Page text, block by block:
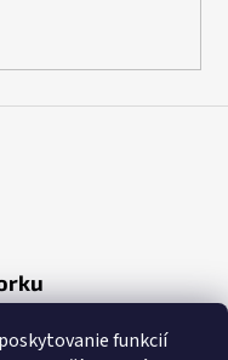
funkcií